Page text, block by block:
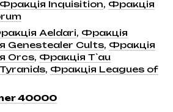
Фракція Inquisition, Фракція
Aeldari, Фракція
Genestealer Cults, Фракція
Orcs, Фракція T`au
, Фракція Leagues of
40000